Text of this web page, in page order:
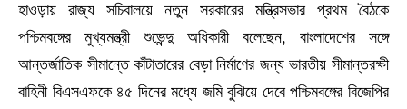
হাওড়ায় রাজ্য সচিবালয়ে নতুন সরকারের মন্ত্রিসভার প্রথম বৈঠকে
পশ্চিমবঙ্গের মুখ্যমন্ত্রী শুভেন্দু অধিকারী বলেছেন, বাংলাদেশের সঙ্গে
আন্তর্জাতিক সীমান্তে কাঁটাতারের বেড়া নির্মাণের জন্য ভারতীয় সীমান্তরক্ষী
বাহিনী বিএসএফকে ৪৫ দিনের মধ্যে জমি বুঝিয়ে দেবে পশ্চিমবঙ্গের বিজেপির